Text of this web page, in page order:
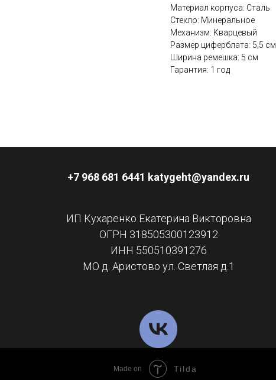
Материал корпуса: Сталь
Стекло: Минеральное
Механизм: Кварцевый
Размер циферблата: 5,5 см
Ширина ремешка: 5 см
Гарантия: 1 год
+7 968 681 6441 katygeht@yandex.ru
ИП Кухаренко Екатерина Викторовна
ОГРН 318505300123912
ИНН 550510391276
МО д. Аристово ул. Светлая д.1
Made on Tilda